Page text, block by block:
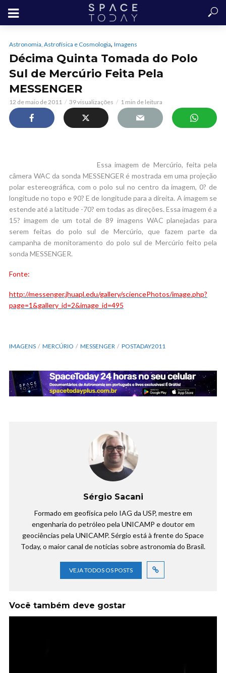
Astronomia, Astrofísica e Cosmologia, Imagens
Décima Quinta Tomada do Polo
Sul de Mercúrio Feita Pela
MESSENGER
12 de maio de 2011 39 visualizações 1 min de leitura
Essa imagem de Mercúrio, feita pela
câmera WAC da sonda MESSENGER é mostrada em uma projeção
polar estereográfica, com o polo sul no centro da imagem, 0? de
longitude no topo e 90? E de longitude para a direita. A imagem se
estende até a latitude -70? em todas as direções. Essa imagem é a
15? imagem de um total de 89 imagens WAC planejadas para
serem feitas do polo sul de Mercúrio, que fazem parte da
campanha de monitoramento do polo sul de Mercúrio feito pela
sonda MESSENGER.
Fonte:
http://messenger.jhuapl.edu/gallery/sciencePhotos/image.php?
page=1&gallery_id=2&image_id=495
IMAGENS MERCÚRIO MESSENGER POSTADAY2011
Sérgio Sacani
Formado em geofísica pelo IAG da USP, mestre em
engenharia do petróleo pela UNICAMP e doutor em
geociências pela UNICAMP. Sérgio está à frente do Space
Today, o maior canal de notícias sobre astronomia do Brasil.
VEJA TODOS OS POSTS
Você também deve gostar